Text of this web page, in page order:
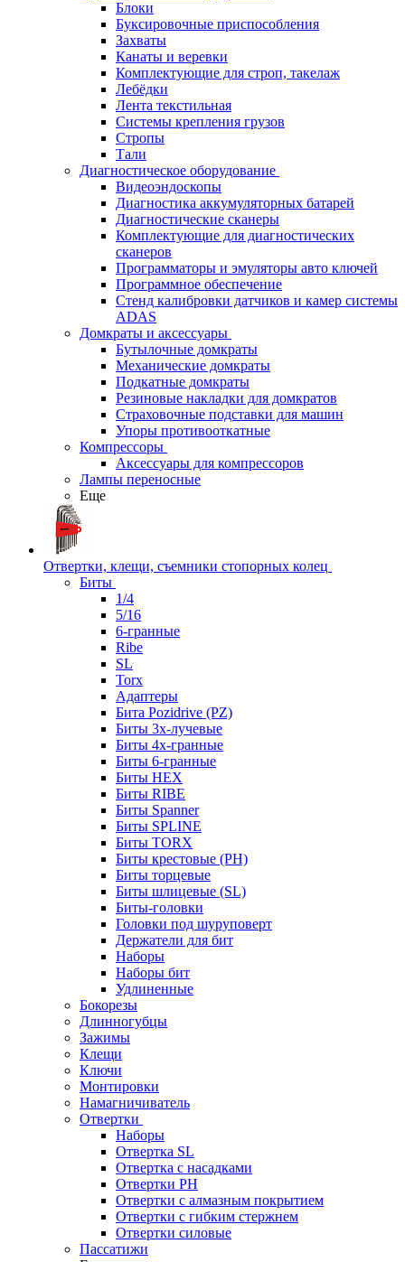
Блоки
Буксировочные приспособления
Захваты
Канаты и веревки
Комплектующие для строп, такелаж
Лебёдки
Лента текстильная
Системы крепления грузов
Стропы
Тали
Диагностическое оборудование
Видеоэндоскопы
Диагностика аккумуляторных батарей
Диагностические сканеры
Комплектующие для диагностических
сканеров
Программаторы и эмуляторы авто ключей
Программное обеспечение
Стенд калибровки датчиков и камер системы
ADAS
Домкраты и аксессуары
Бутылочные домкраты
Механические домкраты
Подкатные домкраты
Резиновые накладки для домкратов
Страховочные подставки для машин
Упоры противооткатные
Компрессоры
Аксессуары для компрессоров
Лампы переносные
Еще
Отвертки, клещи, съемники стопорных колец
Биты
1/4
5/16
6-гранные
Ribe
SL
Torx
Адаптеры
Бита Pozidrive (PZ)
Биты 3х-лучевые
Биты 4х-гранные
Биты 6-гранные
Биты HEX
Биты RIBE
Биты Spanner
Биты SPLINE
Биты TORX
Биты крестовые (PH)
Биты торцевые
Биты шлицевые (SL)
Биты-головки
Головки под шуруповерт
Держатели для бит
Наборы
Наборы бит
Удлиненные
Бокорезы
Длинногубцы
Зажимы
Клещи
Ключи
Монтировки
Намагничиватель
Отвертки
Наборы
Отвертка SL
Отвертка с насадками
Отвертки PH
Отвертки с алмазным покрытием
Отвертки с гибким стержнем
Отвертки силовые
Пассатижи